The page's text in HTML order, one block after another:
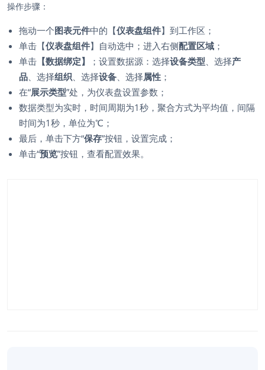
操作步骤：
拖动一个图表元件中的【仪表盘组件】到工作区；
单击【仪表盘组件】自动选中；进入右侧配置区域 ；
单击 【数据绑定】 ；设置数据源：选择设备类型、选择产
品、选择组织、选择设备、选择属性 ；
在“展示类型”处，为仪表盘设置参数；
数据类型为实时，时间周期为1秒，聚合方式为平均值，间隔
时间为1秒，单位为℃；
最后，单击下方“保存”按钮，设置完成；
单击“预览”按钮，查看配置效果。